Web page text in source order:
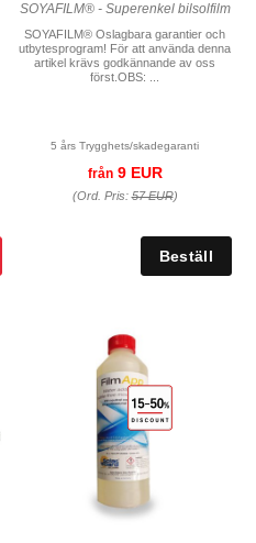
SOYAFILM® - Superenkel bilsolfilm
SOYAFILM® Oslagbara garantier och
utbytesprogram! För att använda denna
artikel krävs godkännande av oss
först.OBS: ...
5 års Trygghets/skadegaranti
från9 EUR
(Ord. Pris:57 EUR)